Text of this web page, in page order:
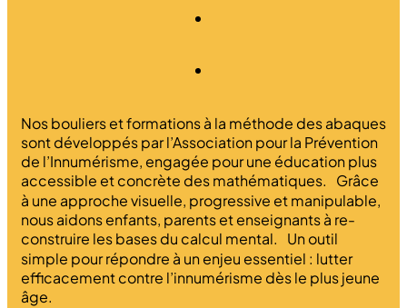
Nos bouliers et formations à la méthode des abaques
sont développés par l’Association pour la Prévention
de l’Innumérisme, engagée pour une éducation plus
accessible et concrète des mathématiques. Grâce
à une approche visuelle, progressive et manipulable,
nous aidons enfants, parents et enseignants à re-
construire les bases du calcul mental. Un outil
simple pour répondre à un enjeu essentiel : lutter
efficacement contre l’innumérisme dès le plus jeune
âge.